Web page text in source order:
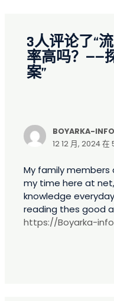
3人评论了“
率高吗？——
案”
BOYARKA-
12 12 月, 2024 在
My family
my time here at
knowledge
reading thes good
https://Boyarka-